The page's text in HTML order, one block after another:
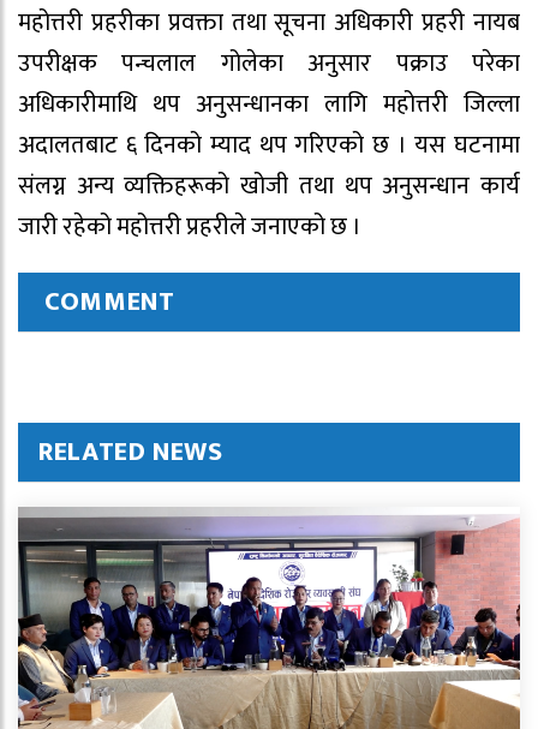
महोत्तरी प्रहरीका प्रवक्ता तथा सूचना अधिकारी प्रहरी नायब
उपरीक्षक पन्चलाल गोलेका अनुसार पक्राउ परेका
अधिकारीमाथि थप अनुसन्धानका लागि महोत्तरी जिल्ला
अदालतबाट ६ दिनको म्याद थप गरिएको छ । यस घटनामा
संलग्न अन्य व्यक्तिहरूको खोजी तथा थप अनुसन्धान कार्य
जारी रहेको महोत्तरी प्रहरीले जनाएको छ ।
COMMENT
RELATED NEWS